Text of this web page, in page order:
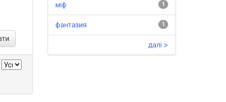
1
міф
1
фантазия
далі >